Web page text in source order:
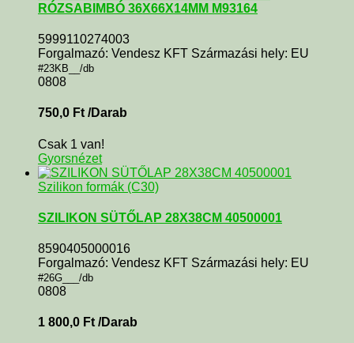
RÓZSABIMBÓ 36X66X14MM M93164
5999110274003
Forgalmazó: Vendesz KFT Származási hely: EU
#23KB__/db
0808
750,0 Ft /Darab
Csak 1 van!
Gyorsnézet
Szilikon formák (C30)
SZILIKON SÜTŐLAP 28X38CM 40500001
8590405000016
Forgalmazó: Vendesz KFT Származási hely: EU
#26G___/db
0808
1 800,0 Ft /Darab